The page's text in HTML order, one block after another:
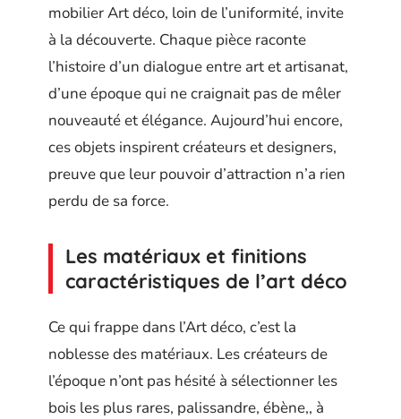
mobilier Art déco, loin de l’uniformité, invite
à la découverte. Chaque pièce raconte
l’histoire d’un dialogue entre art et artisanat,
d’une époque qui ne craignait pas de mêler
nouveauté et élégance. Aujourd’hui encore,
ces objets inspirent créateurs et designers,
preuve que leur pouvoir d’attraction n’a rien
perdu de sa force.
Les matériaux et finitions
caractéristiques de l’art déco
Ce qui frappe dans l’Art déco, c’est la
noblesse des matériaux. Les créateurs de
l’époque n’ont pas hésité à sélectionner les
bois les plus rares, palissandre, ébène,, à